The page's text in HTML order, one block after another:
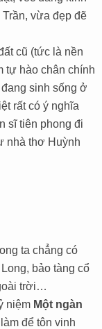
vừa đẹp đẽ
cũ (tức là nền
tự hào chân chính
sinh sống ở
rất có ý nghĩa
sĩ tiên phong đi
nhà thơ Huỳnh
ta chẳng có
bảo tàng cổ
trời…
niệm Một ngàn
để tôn vinh